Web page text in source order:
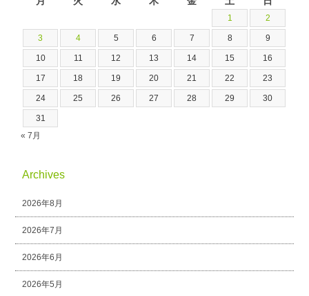
1 2
3 4 5 6 7 8 9
10 11 12 13 14 15 16
17 18 19 20 21 22 23
24 25 26 27 28 29 30
31
« 7月
Archives
2026年8月
2026年7月
2026年6月
2026年5月